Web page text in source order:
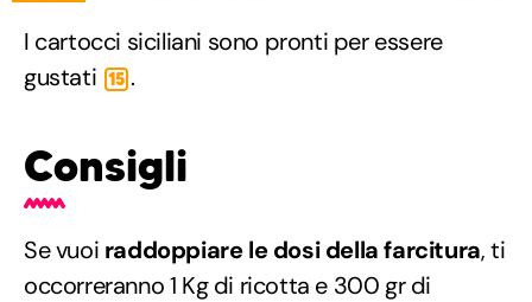
I cartocci siciliani sono pronti per essere
gustati 15 .
Consigli
Se vuoi raddoppiare le dosi della farcitura, ti
occorreranno 1 Kg di ricotta e 300 gr di